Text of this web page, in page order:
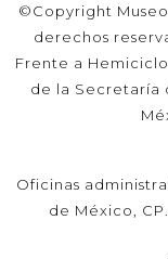
©Copyright
derechos
Frente a
de la Secretaría
Oficinas
de México,